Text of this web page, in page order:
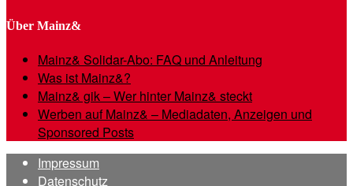
Über Mainz&
Mainz& Solidar-Abo: FAQ und Anleitung
Was ist Mainz&?
Mainz& gik – Wer hinter Mainz& steckt
Werben auf Mainz& – Mediadaten, Anzeigen und
Sponsored Posts
Impressum
Datenschutz